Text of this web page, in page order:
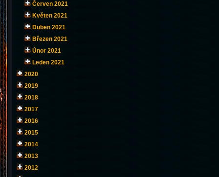
Červen 2021
Květen 2021
Duben 2021
Březen 2021
Únor 2021
Leden 2021
2020
2019
2018
2017
2016
2015
2014
2013
2012